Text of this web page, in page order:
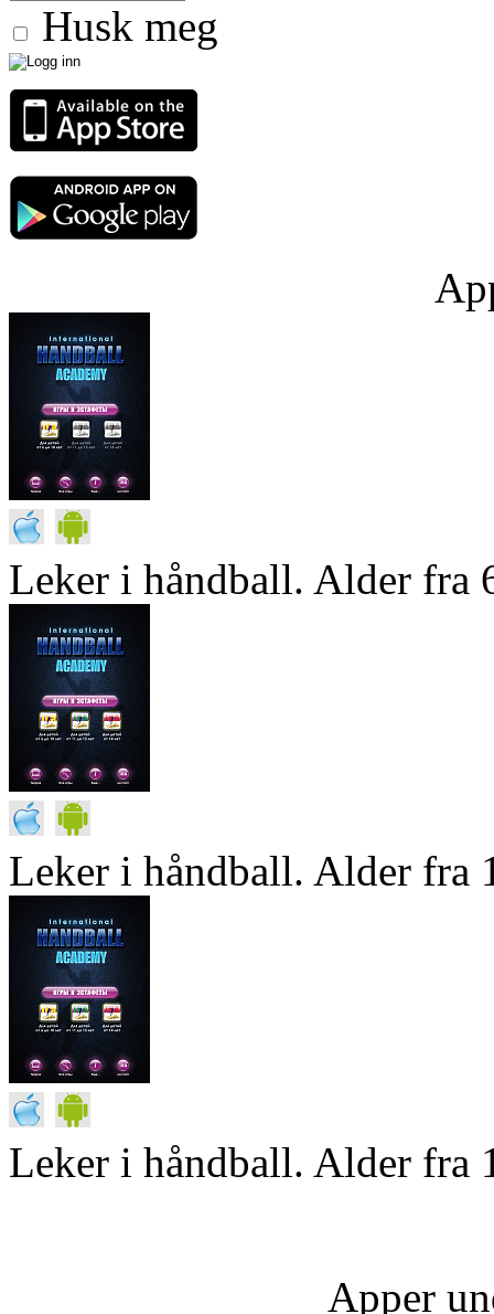
Husk meg
Leker i håndball. Alder fra
Leker i håndball. Alder fra
Leker i håndball. Alder fra
Apper